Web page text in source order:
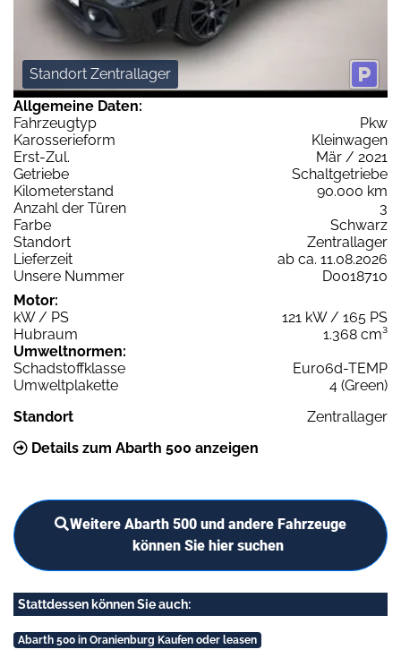
Standort Zentrallager
Allgemeine Daten:
Fahrzeugtyp
Pkw
Karosserieform
Kleinwagen
Erst-Zul.
Mär / 2021
Getriebe
Schaltgetriebe
Kilometerstand
90.000 km
Anzahl der Türen
3
Farbe
Schwarz
Standort
Zentrallager
Lieferzeit
ab ca. 11.08.2026
Unsere Nummer
D0018710
Motor:
kW / PS
121 kW / 165 PS
Hubraum
1.368 cm³
Umweltnormen:
Schadstoffklasse
Euro6d-TEMP
Umweltplakette
4 (Green)
Standort
Zentrallager
Details zum Abarth 500 anzeigen
Weitere Abarth 500 und andere Fahrzeuge
können Sie hier suchen
Stattdessen können Sie auch:
Abarth 500 in Oranienburg Kaufen oder leasen